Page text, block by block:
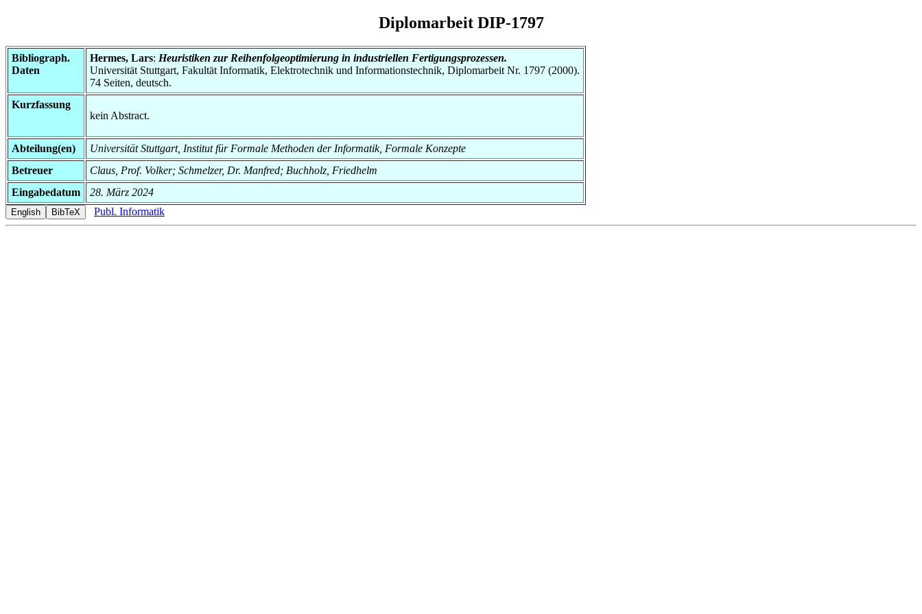
Diplomarbeit DIP-1797
Bibliograph.
Daten
Hermes, Lars: Heuristiken zur Reihenfolgeoptimierung in industriellen Fertigungsprozessen.
Universität Stuttgart, Fakultät Informatik, Elektrotechnik und Informationstechnik, Diplomarbeit Nr. 1797 (2000).
74 Seiten, deutsch.
Kurzfassung
kein Abstract.
Abteilung(en)
Universität Stuttgart, Institut für Formale Methoden der Informatik, Formale Konzepte
Betreuer
Claus, Prof. Volker; Schmelzer, Dr. Manfred; Buchholz, Friedhelm
Eingabedatum
28. März 2024
Publ. Informatik